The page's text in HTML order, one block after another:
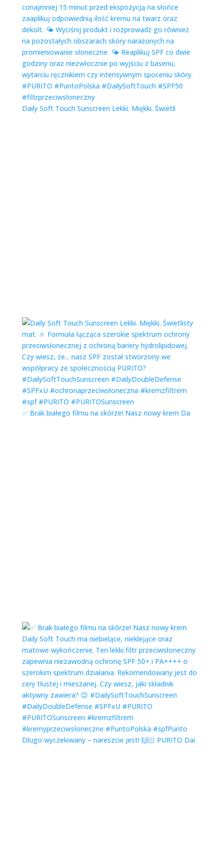
Daily Soft Touch Sunscreen Lekki. Miękki. Świetli
✅ Brak białego filmu na skórze! Nasz nowy krem Da
Długo wyczekiwany – nareszcie jest! 🙌🏻 PURITO Dai